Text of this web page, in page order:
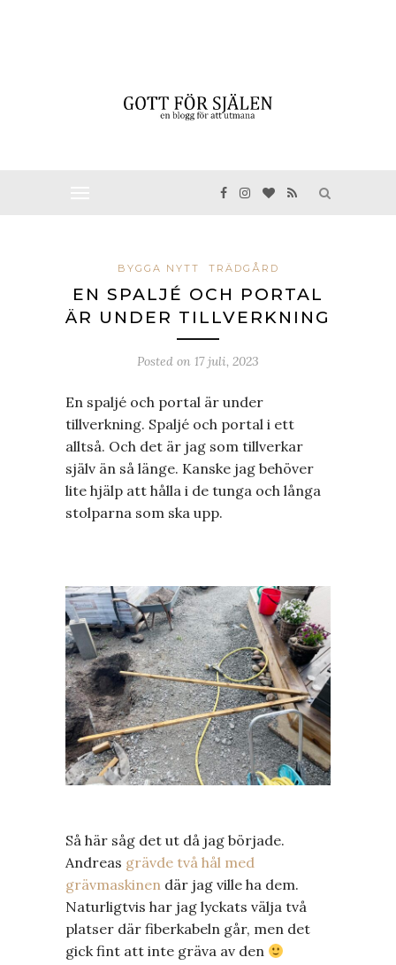
BYGGA NYTT TRÄDGÅRD
EN SPALJÉ OCH PORTAL
ÄR UNDER TILLVERKNING
Posted on 17 juli, 2023
En spaljé och portal är under
tillverkning. Spaljé och portal i ett
alltså. Och det är jag som tillverkar
själv än så länge. Kanske jag behöver
lite hjälp att hålla i de tunga och långa
stolparna som ska upp.
Så här såg det ut då jag började.
Andreas grävde två hål med
grävmaskinen där jag ville ha dem.
Naturligtvis har jag lyckats välja två
platser där fiberkabeln går, men det
gick fint att inte gräva av den